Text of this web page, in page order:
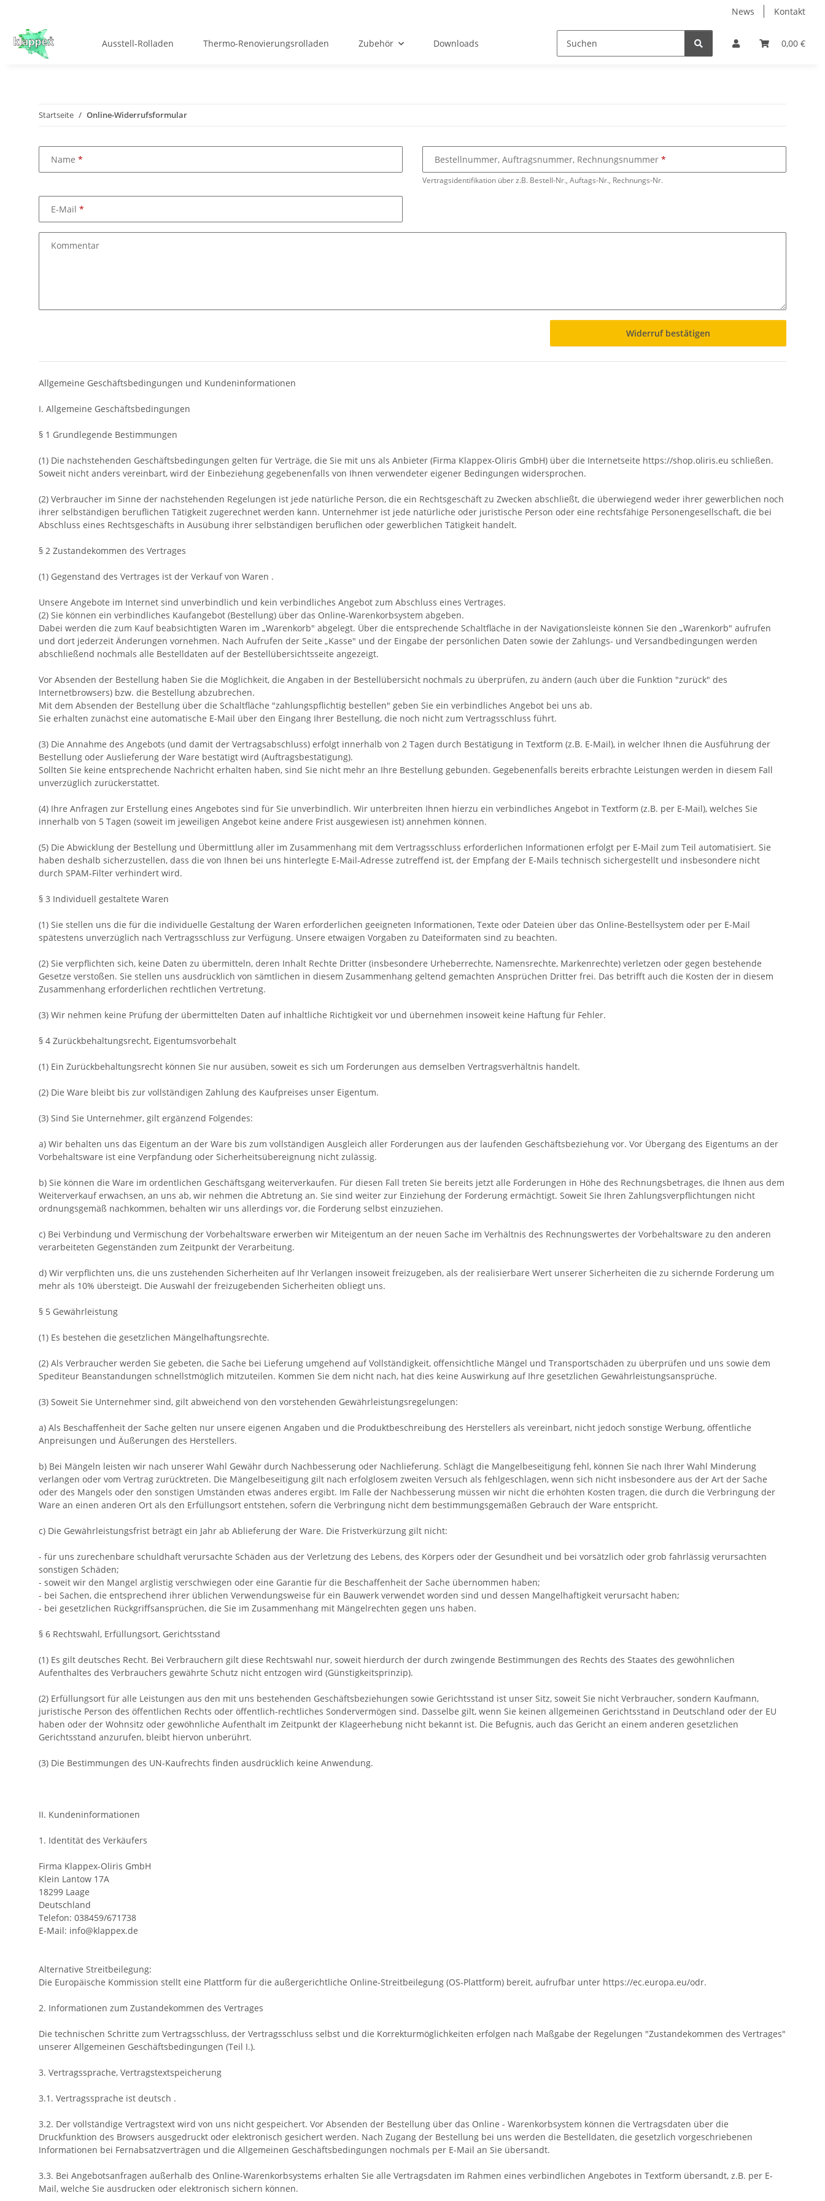
News Kontakt
0,00 €
Ausstell-Rolladen Thermo-Renovierungsrolladen Zubehör Downloads
Startseite Online-Widerrufsformular
Name
Vertragsidentifikation über z.B. Bestell-Nr., Auftags-Nr., Rechnungs-Nr.
Bestellnummer, Auftragsnummer, Rechnungsnummer
E-Mail
Kommentar
Widerruf bestätigen
Allgemeine Geschäftsbedingungen und Kundeninformationen
I. Allgemeine Geschäftsbedingungen
§ 1 Grundlegende Bestimmungen
(1) Die nachstehenden Geschäftsbedingungen gelten für Verträge, die Sie mit uns als Anbieter (Firma Klappex-Oliris GmbH) über die Internetseite https://shop.oliris.eu schließen.
Soweit nicht anders vereinbart, wird der Einbeziehung gegebenenfalls von Ihnen verwendeter eigener Bedingungen widersprochen.
(2) Verbraucher im Sinne der nachstehenden Regelungen ist jede natürliche Person, die ein Rechtsgeschäft zu Zwecken abschließt, die überwiegend weder ihrer gewerblichen noch
ihrer selbständigen beruflichen Tätigkeit zugerechnet werden kann. Unternehmer ist jede natürliche oder juristische Person oder eine rechtsfähige Personengesellschaft, die bei
Abschluss eines Rechtsgeschäfts in Ausübung ihrer selbständigen beruflichen oder gewerblichen Tätigkeit handelt.
§ 2 Zustandekommen des Vertrages
(1) Gegenstand des Vertrages ist der Verkauf von Waren .
Unsere Angebote im Internet sind unverbindlich und kein verbindliches Angebot zum Abschluss eines Vertrages.
(2) Sie können ein verbindliches Kaufangebot (Bestellung) über das Online-Warenkorbsystem abgeben.
Dabei werden die zum Kauf beabsichtigten Waren im „Warenkorb" abgelegt. Über die entsprechende Schaltfläche in der Navigationsleiste können Sie den „Warenkorb" aufrufen
und dort jederzeit Änderungen vornehmen. Nach Aufrufen der Seite „Kasse" und der Eingabe der persönlichen Daten sowie der Zahlungs- und Versandbedingungen werden
abschließend nochmals alle Bestelldaten auf der Bestellübersichtsseite angezeigt.
Vor Absenden der Bestellung haben Sie die Möglichkeit, die Angaben in der Bestellübersicht nochmals zu überprüfen, zu ändern (auch über die Funktion "zurück" des
Internetbrowsers) bzw. die Bestellung abzubrechen.
Mit dem Absenden der Bestellung über die Schaltfläche "zahlungspflichtig bestellen" geben Sie ein verbindliches Angebot bei uns ab.
Sie erhalten zunächst eine automatische E-Mail über den Eingang Ihrer Bestellung, die noch nicht zum Vertragsschluss führt.
(3) Die Annahme des Angebots (und damit der Vertragsabschluss) erfolgt innerhalb von 2 Tagen durch Bestätigung in Textform (z.B. E-Mail), in welcher Ihnen die Ausführung der
Bestellung oder Auslieferung der Ware bestätigt wird (Auftragsbestätigung).
Sollten Sie keine entsprechende Nachricht erhalten haben, sind Sie nicht mehr an Ihre Bestellung gebunden. Gegebenenfalls bereits erbrachte Leistungen werden in diesem Fall
unverzüglich zurückerstattet.
(4) Ihre Anfragen zur Erstellung eines Angebotes sind für Sie unverbindlich. Wir unterbreiten Ihnen hierzu ein verbindliches Angebot in Textform (z.B. per E-Mail), welches Sie
innerhalb von 5 Tagen (soweit im jeweiligen Angebot keine andere Frist ausgewiesen ist) annehmen können.
(5) Die Abwicklung der Bestellung und Übermittlung aller im Zusammenhang mit dem Vertragsschluss erforderlichen Informationen erfolgt per E-Mail zum Teil automatisiert. Sie
haben deshalb sicherzustellen, dass die von Ihnen bei uns hinterlegte E-Mail-Adresse zutreffend ist, der Empfang der E-Mails technisch sichergestellt und insbesondere nicht
durch SPAM-Filter verhindert wird.
§ 3 Individuell gestaltete Waren
(1) Sie stellen uns die für die individuelle Gestaltung der Waren erforderlichen geeigneten Informationen, Texte oder Dateien über das Online-Bestellsystem oder per E-Mail
spätestens unverzüglich nach Vertragsschluss zur Verfügung. Unsere etwaigen Vorgaben zu Dateiformaten sind zu beachten.
(2) Sie verpflichten sich, keine Daten zu übermitteln, deren Inhalt Rechte Dritter (insbesondere Urheberrechte, Namensrechte, Markenrechte) verletzen oder gegen bestehende
Gesetze verstoßen. Sie stellen uns ausdrücklich von sämtlichen in diesem Zusammenhang geltend gemachten Ansprüchen Dritter frei. Das betrifft auch die Kosten der in diesem
Zusammenhang erforderlichen rechtlichen Vertretung.
(3) Wir nehmen keine Prüfung der übermittelten Daten auf inhaltliche Richtigkeit vor und übernehmen insoweit keine Haftung für Fehler.
§ 4 Zurückbehaltungsrecht, Eigentumsvorbehalt
(1) Ein Zurückbehaltungsrecht können Sie nur ausüben, soweit es sich um Forderungen aus demselben Vertragsverhältnis handelt.
(2) Die Ware bleibt bis zur vollständigen Zahlung des Kaufpreises unser Eigentum.
(3) Sind Sie Unternehmer, gilt ergänzend Folgendes:
a) Wir behalten uns das Eigentum an der Ware bis zum vollständigen Ausgleich aller Forderungen aus der laufenden Geschäftsbeziehung vor. Vor Übergang des Eigentums an der
Vorbehaltsware ist eine Verpfändung oder Sicherheitsübereignung nicht zulässig.
b) Sie können die Ware im ordentlichen Geschäftsgang weiterverkaufen. Für diesen Fall treten Sie bereits jetzt alle Forderungen in Höhe des Rechnungsbetrages, die Ihnen aus dem
Weiterverkauf erwachsen, an uns ab, wir nehmen die Abtretung an. Sie sind weiter zur Einziehung der Forderung ermächtigt. Soweit Sie Ihren Zahlungsverpflichtungen nicht
ordnungsgemäß nachkommen, behalten wir uns allerdings vor, die Forderung selbst einzuziehen.
c) Bei Verbindung und Vermischung der Vorbehaltsware erwerben wir Miteigentum an der neuen Sache im Verhältnis des Rechnungswertes der Vorbehaltsware zu den anderen
verarbeiteten Gegenständen zum Zeitpunkt der Verarbeitung.
d) Wir verpflichten uns, die uns zustehenden Sicherheiten auf Ihr Verlangen insoweit freizugeben, als der realisierbare Wert unserer Sicherheiten die zu sichernde Forderung um
mehr als 10% übersteigt. Die Auswahl der freizugebenden Sicherheiten obliegt uns.
§ 5 Gewährleistung
(1) Es bestehen die gesetzlichen Mängelhaftungsrechte.
(2) Als Verbraucher werden Sie gebeten, die Sache bei Lieferung umgehend auf Vollständigkeit, offensichtliche Mängel und Transportschäden zu überprüfen und uns sowie dem
Spediteur Beanstandungen schnellstmöglich mitzuteilen. Kommen Sie dem nicht nach, hat dies keine Auswirkung auf Ihre gesetzlichen Gewährleistungsansprüche.
(3) Soweit Sie Unternehmer sind, gilt abweichend von den vorstehenden Gewährleistungsregelungen:
a) Als Beschaffenheit der Sache gelten nur unsere eigenen Angaben und die Produktbeschreibung des Herstellers als vereinbart, nicht jedoch sonstige Werbung, öffentliche
Anpreisungen und Äußerungen des Herstellers.
b) Bei Mängeln leisten wir nach unserer Wahl Gewähr durch Nachbesserung oder Nachlieferung. Schlägt die Mangelbeseitigung fehl, können Sie nach Ihrer Wahl Minderung
verlangen oder vom Vertrag zurücktreten. Die Mängelbeseitigung gilt nach erfolglosem zweiten Versuch als fehlgeschlagen, wenn sich nicht insbesondere aus der Art der Sache
oder des Mangels oder den sonstigen Umständen etwas anderes ergibt. Im Falle der Nachbesserung müssen wir nicht die erhöhten Kosten tragen, die durch die Verbringung der
Ware an einen anderen Ort als den Erfüllungsort entstehen, sofern die Verbringung nicht dem bestimmungsgemäßen Gebrauch der Ware entspricht.
c) Die Gewährleistungsfrist beträgt ein Jahr ab Ablieferung der Ware. Die Fristverkürzung gilt nicht:
- für uns zurechenbare schuldhaft verursachte Schäden aus der Verletzung des Lebens, des Körpers oder der Gesundheit und bei vorsätzlich oder grob fahrlässig verursachten
sonstigen Schäden;
- soweit wir den Mangel arglistig verschwiegen oder eine Garantie für die Beschaffenheit der Sache übernommen haben;
- bei Sachen, die entsprechend ihrer üblichen Verwendungsweise für ein Bauwerk verwendet worden sind und dessen Mangelhaftigkeit verursacht haben;
- bei gesetzlichen Rückgriffsansprüchen, die Sie im Zusammenhang mit Mängelrechten gegen uns haben.
§ 6 Rechtswahl, Erfüllungsort, Gerichtsstand
(1) Es gilt deutsches Recht. Bei Verbrauchern gilt diese Rechtswahl nur, soweit hierdurch der durch zwingende Bestimmungen des Rechts des Staates des gewöhnlichen
Aufenthaltes des Verbrauchers gewährte Schutz nicht entzogen wird (Günstigkeitsprinzip).
(2) Erfüllungsort für alle Leistungen aus den mit uns bestehenden Geschäftsbeziehungen sowie Gerichtsstand ist unser Sitz, soweit Sie nicht Verbraucher, sondern Kaufmann,
juristische Person des öffentlichen Rechts oder öffentlich-rechtliches Sondervermögen sind. Dasselbe gilt, wenn Sie keinen allgemeinen Gerichtsstand in Deutschland oder der EU
haben oder der Wohnsitz oder gewöhnliche Aufenthalt im Zeitpunkt der Klageerhebung nicht bekannt ist. Die Befugnis, auch das Gericht an einem anderen gesetzlichen
Gerichtsstand anzurufen, bleibt hiervon unberührt.
(3) Die Bestimmungen des UN-Kaufrechts finden ausdrücklich keine Anwendung.
II. Kundeninformationen
1. Identität des Verkäufers
Firma Klappex-Oliris GmbH
Klein Lantow 17A
18299 Laage
Deutschland
Telefon: 038459/671738
E-Mail: info@klappex.de
Alternative Streitbeilegung:
Die Europäische Kommission stellt eine Plattform für die außergerichtliche Online-Streitbeilegung (OS-Plattform) bereit, aufrufbar unter https://ec.europa.eu/odr.
2. Informationen zum Zustandekommen des Vertrages
Die technischen Schritte zum Vertragsschluss, der Vertragsschluss selbst und die Korrekturmöglichkeiten erfolgen nach Maßgabe der Regelungen "Zustandekommen des Vertrages"
unserer Allgemeinen Geschäftsbedingungen (Teil I.).
3. Vertragssprache, Vertragstextspeicherung
3.1. Vertragssprache ist deutsch .
3.2. Der vollständige Vertragstext wird von uns nicht gespeichert. Vor Absenden der Bestellung über das Online - Warenkorbsystem können die Vertragsdaten über die
Druckfunktion des Browsers ausgedruckt oder elektronisch gesichert werden. Nach Zugang der Bestellung bei uns werden die Bestelldaten, die gesetzlich vorgeschriebenen
Informationen bei Fernabsatzverträgen und die Allgemeinen Geschäftsbedingungen nochmals per E-Mail an Sie übersandt.
3.3. Bei Angebotsanfragen außerhalb des Online-Warenkorbsystems erhalten Sie alle Vertragsdaten im Rahmen eines verbindlichen Angebotes in Textform übersandt, z.B. per E-
Mail, welche Sie ausdrucken oder elektronisch sichern können.